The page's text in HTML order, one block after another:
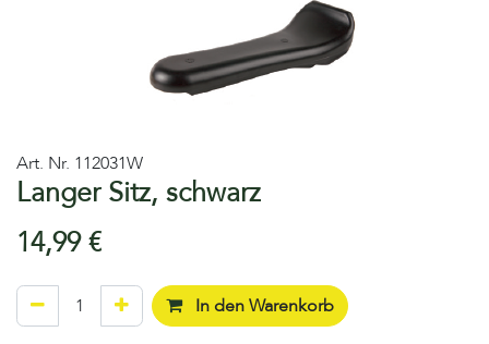
Art. Nr. 112031W
Langer Sitz, schwarz
14,99€
In den Warenkorb